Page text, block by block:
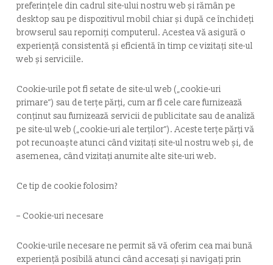
preferințele din cadrul site-ului nostru web și rămân pe
desktop sau pe dispozitivul mobil chiar și după ce închideți
browserul sau reporniți computerul. Acestea vă asigură o
experiență consistentă și eficientă în timp ce vizitați site-ul
web și serviciile.
Cookie-urile pot fi setate de site-ul web („cookie-uri
primare”) sau de terțe părți, cum ar fi cele care furnizează
conținut sau furnizează servicii de publicitate sau de analiză
pe site-ul web („cookie-uri ale terților”). Aceste terțe părți vă
pot recunoaște atunci când vizitați site-ul nostru web și, de
asemenea, când vizitați anumite alte site-uri web.
Ce tip de cookie folosim?
– Cookie-uri necesare
Cookie-urile necesare ne permit să vă oferim cea mai bună
experiență posibilă atunci când accesați și navigați prin